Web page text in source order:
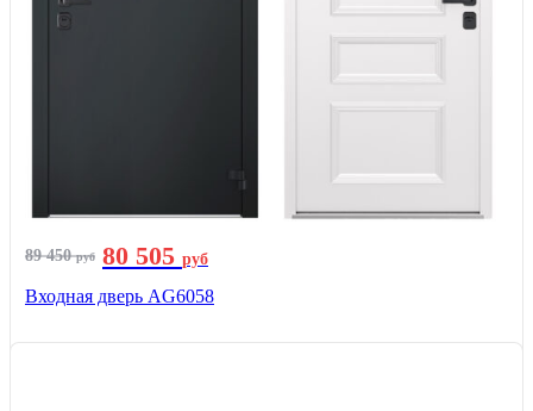
89 450руб 80 505 руб
Входная дверь AG6058